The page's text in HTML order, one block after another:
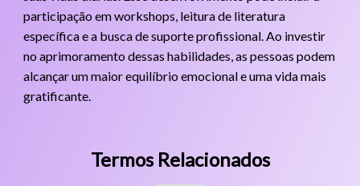
participação em workshops, leitura de literatura
específica e a busca de suporte profissional. Ao investir
no aprimoramento dessas habilidades, as pessoas podem
alcançar um maior equilíbrio emocional e uma vida mais
gratificante.
Termos Relacionados